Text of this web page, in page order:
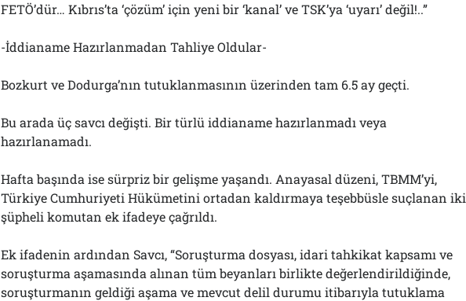
FETÖ’dür… Kıbrıs’ta ‘çözüm’ için yeni bir ‘kanal’ ve TSK’ya ‘uyarı’ değil!..”
-İddianame Hazırlanmadan Tahliye Oldular-
Bozkurt ve Dodurga’nın tutuklanmasının üzerinden tam 6.5 ay geçti.
Bu arada üç savcı değişti. Bir türlü iddianame hazırlanmadı veya
hazırlanamadı.
Hafta başında ise sürpriz bir gelişme yaşandı. Anayasal düzeni, TBMM’yi,
Türkiye Cumhuriyeti Hükümetini ortadan kaldırmaya teşebbüsle suçlanan iki
şüpheli komutan ek ifadeye çağrıldı.
Ek ifadenin ardından Savcı, “Soruşturma dosyası, idari tahkikat kapsamı ve
soruşturma aşamasında alınan tüm beyanları birlikte değerlendirildiğinde,
soruşturmanın geldiği aşama ve mevcut delil durumu itibarıyla tutuklama